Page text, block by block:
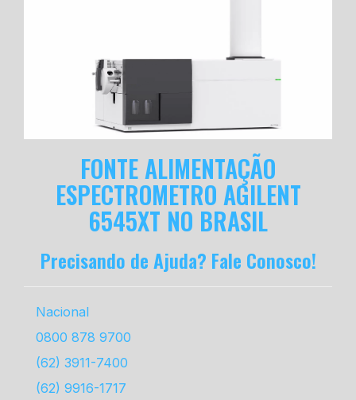
FONTE ALIMENTAÇÃO
ESPECTROMETRO AGILENT
6545XT NO BRASIL
Precisando de Ajuda? Fale Conosco!
Nacional
0800 878 9700
(62) 3911-7400
(62) 9916-1717